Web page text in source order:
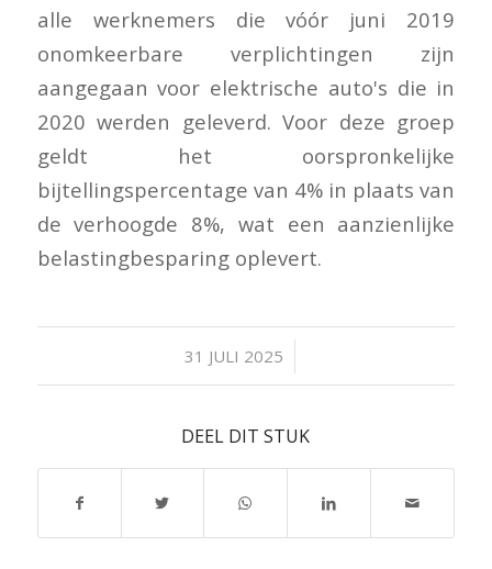
alle werknemers die vóór juni 2019
onomkeerbare verplichtingen zijn
aangegaan voor elektrische auto's die in
2020 werden geleverd. Voor deze groep
geldt het oorspronkelijke
bijtellingspercentage van 4% in plaats van
de verhoogde 8%, wat een aanzienlijke
belastingbesparing oplevert.
31 JULI 2025
/
DEEL DIT STUK